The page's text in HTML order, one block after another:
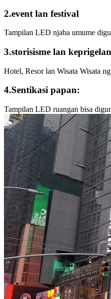
2.event lan festival
Tampilan LED njaba umume
3.storisisme lan keprigelan
Hotel, Resor lan Wisata Wisata
4.Sentikasi papan:
Tampilan LED ruangan bisa